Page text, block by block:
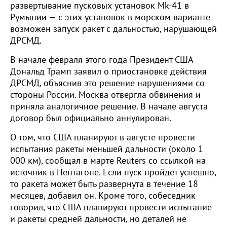
развертывание пусковых установок Mk-41 в
Румынии — с этих установок в морском варианте
возможен запуск ракет с дальностью, нарушающей
ДРСМД.
В начале февраля этого года Президент США
Дональд Трамп заявил о приостановке действия
ДРСМД, объяснив это решение нарушениями со
стороны России. Москва отвергла обвинения и
приняла аналогичное решение. В начале августа
договор был официально аннулирован.
О том, что США планируют в августе провести
испытания ракеты меньшей дальности (около 1
000 км), сообщал в марте Reuters со ссылкой на
источник в Пентагоне. Если пуск пройдет успешно,
то ракета может быть развернута в течение 18
месяцев, добавил он. Кроме того, собеседник
говорил, что США планируют провести испытание
и ракеты средней дальности, но деталей не